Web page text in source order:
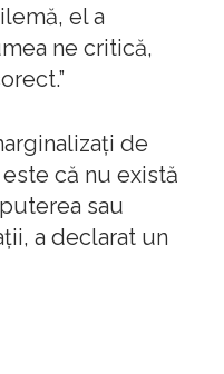
el a
ne critică,
de
că nu există
sau
a declarat un